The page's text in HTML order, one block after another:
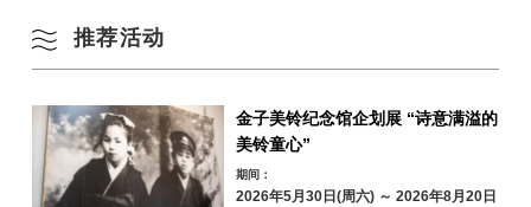
2023 年长门游艇节执行委员会秘书处
长门市经济观光部观光政策课内（平日上午 8 时 30 分至下午 5 时 15 分）
电话：0837-23-1251/ 传真：0837-22-6487
山口县长门市东深川 1339-2 号（邮编 759-4192
电话：0837-23-1251
网站链接：
http://www.gotjp.com/nagato-yacht/
10 11 12 13 14 15 16
17 18 19 20 21 22 23
24 25 26 27 28 29 30
夏季
秋季
冬季
推荐活动
金子美铃纪念馆企划展 “诗意满溢的
美铃童心”
期间：
2026年5月30日(周六) ～ 2026年8月20日